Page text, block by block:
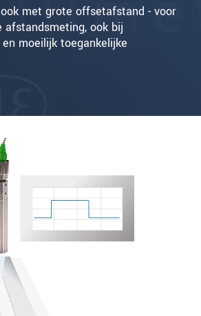
ook met grote offsetafstand - voor
afstandsmeting, ook bij
moeilijk toegankelijke